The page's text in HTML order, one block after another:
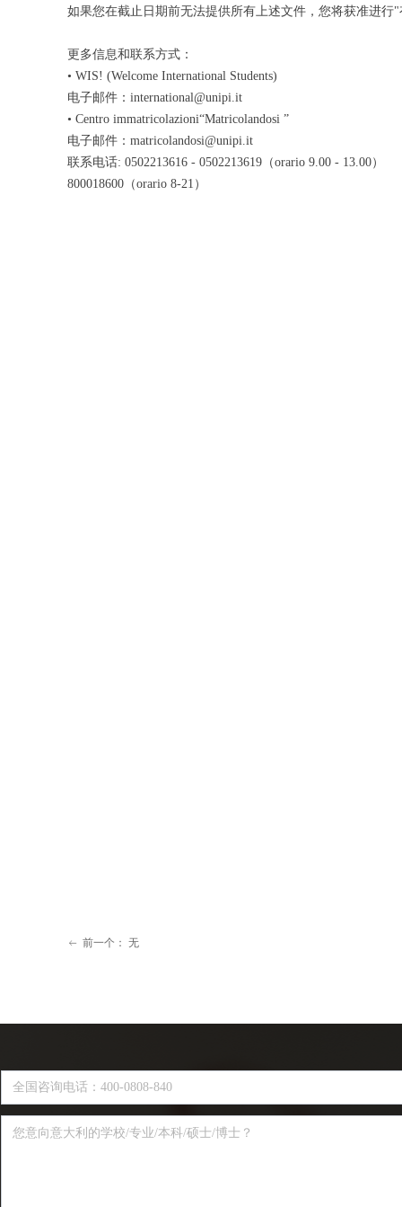
如果您在截止日期前无法提供所有上述文件，您将获准进行
更多信息和联系方式：
• WIS! (Welcome International Students)
电子邮件：international@unipi.it
• Centro immatricolazioni“Matricolandosi ”
电子邮件：matricolandosi@unipi.it
联系电话: 0502213616 - 0502213619（orario 9.00 - 13.00）
800018600（orario 8-21）
ꂃ 前一个： 无